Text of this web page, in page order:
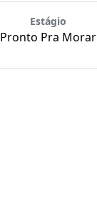
Estágio
Pronto Pra Morar